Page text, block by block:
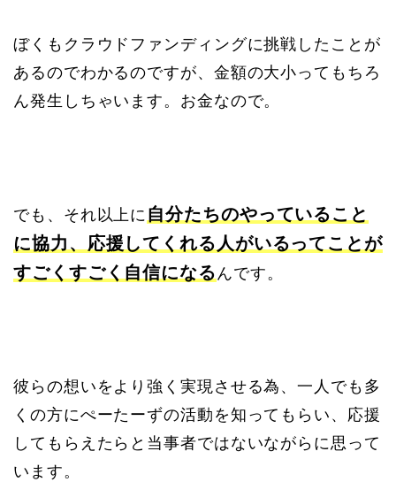
ぼくもクラウドファンディングに挑戦したことが
あるのでわかるのですが、金額の大小ってもちろ
ん発生しちゃいます。お金なので。
でも、それ以上に 自分たちのやっていること
に協力、応援してくれる人がいるってことが
すごくすごく自信になる んです。
彼らの想いをより強く実現させる為、一人でも多
くの方にぺーたーずの活動を知ってもらい、応援
してもらえたらと当事者ではないながらに思って
います。